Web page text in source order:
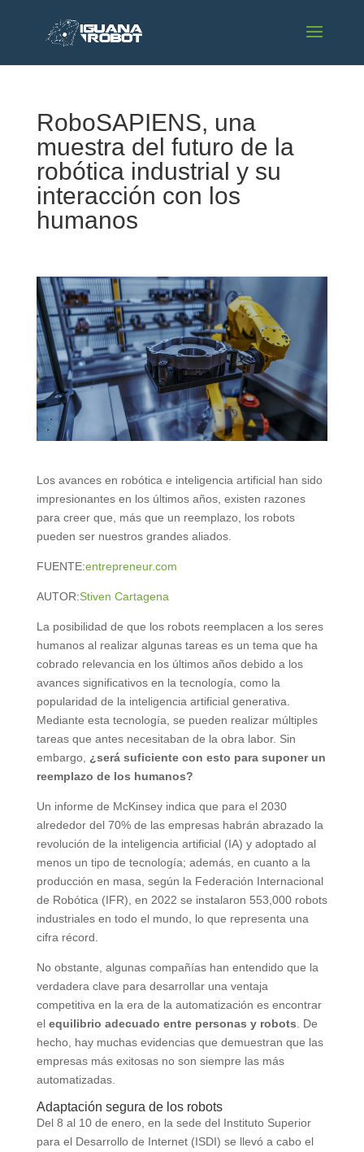
RoboSAPIENS, una
muestra del futuro de la
robótica industrial y su
interacción con los
humanos
Los avances en robótica e inteligencia artificial han sido
impresionantes en los últimos años, existen razones
para creer que, más que un reemplazo, los robots
pueden ser nuestros grandes aliados.
FUENTE:entrepreneur.com
AUTOR:Stiven Cartagena
La posibilidad de que los robots reemplacen a los seres
humanos al realizar algunas tareas es un tema que ha
cobrado relevancia en los últimos años debido a los
avances significativos en la tecnología, como la
popularidad de la inteligencia artificial generativa.
Mediante esta tecnología, se pueden realizar múltiples
tareas que antes necesitaban de la obra labor. Sin
embargo, ¿será suficiente con esto para suponer un
reemplazo de los humanos?
Un informe de McKinsey indica que para el 2030
alrededor del 70% de las empresas habrán abrazado la
revolución de la inteligencia artificial (IA) y adoptado al
menos un tipo de tecnología; además, en cuanto a la
producción en masa, según la Federación Internacional
de Robótica (IFR), en 2022 se instalaron 553,000 robots
industriales en todo el mundo, lo que representa una
cifra récord.
No obstante, algunas compañías han entendido que la
verdadera clave para desarrollar una ventaja
competitiva en la era de la automatización es encontrar
el equilibrio adecuado entre personas y robots . De
hecho, hay muchas evidencias que demuestran que las
empresas más exitosas no son siempre las más
automatizadas.
Adaptación segura de los robots
Del 8 al 10 de enero, en la sede del Instituto Superior
para el Desarrollo de Internet (ISDI) se llevó a cabo el